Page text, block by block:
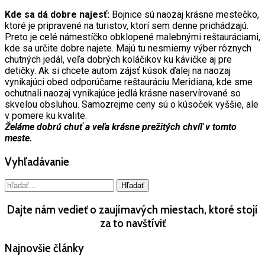
Kde sa dá dobre najesť: Bojnice sú naozaj krásne mestečko,
ktoré je pripravené na turistov, ktorí sem denne prichádzajú.
Preto je celé námestíčko obklopené malebnými reštauráciami,
kde sa určite dobre najete. Majú tu nesmierny výber rôznych
chutných jedál, veľa dobrých koláčikov ku kávičke aj pre
detičky. Ak si chcete autom zájsť kúsok ďalej na naozaj
vynikajúci obed odporúčame reštauráciu Meridiana, kde sme
ochutnali naozaj vynikajúce jedlá krásne naservírované so
skvelou obsluhou. Samozrejme ceny sú o kúsoček vyššie, ale
v pomere ku kvalite.
Želáme dobrú chuť a veľa krásne prežitých chvíľ v tomto
meste.
Vyhľadávanie
Dajte nám vedieť o zaujímavých miestach, ktoré stojí
za to navštíviť
Najnovšie články